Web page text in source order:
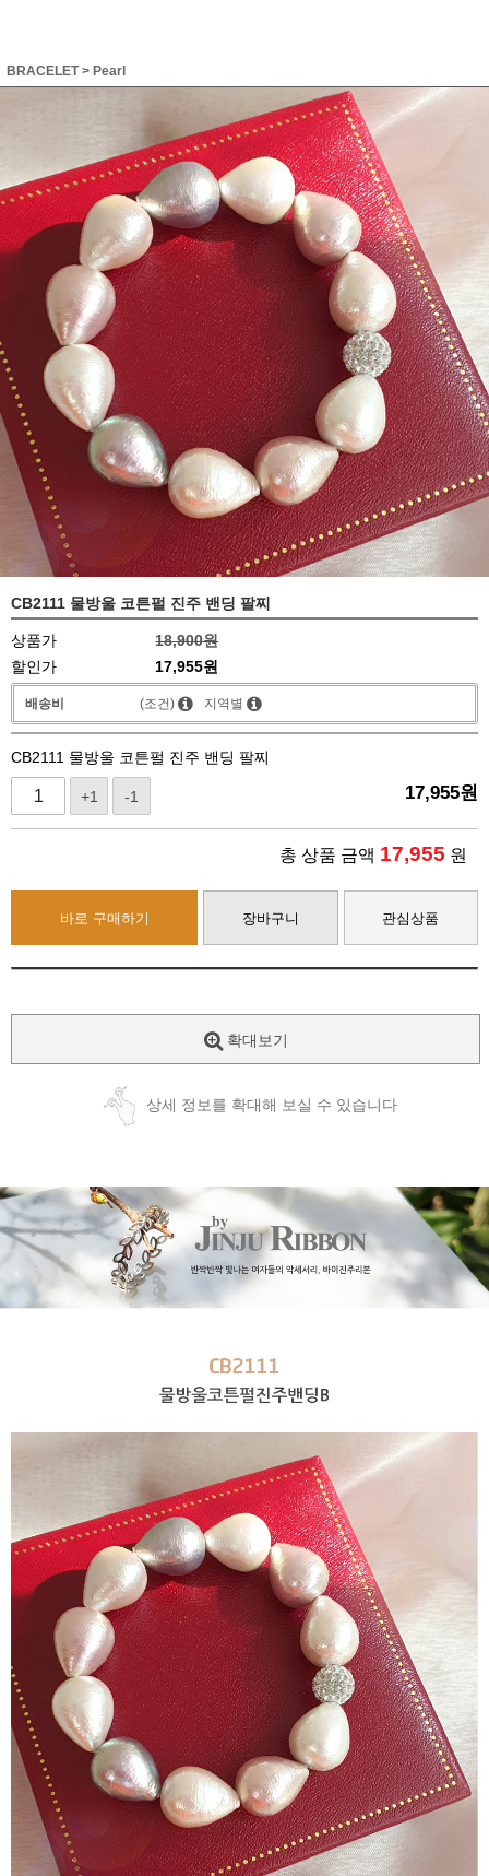
BRACELET> Pearl
CB2111 물방울 코튼펄 진주 밴딩 팔찌
상품가
18,900원
할인가
17,955원
배송비 (조건) 지역별
CB2111 물방울 코튼펄 진주 밴딩 팔찌
+1 -1 17,955원
총 상품 금액 17,955 원
바로 구매하기 장바구니 관심상품
확대보기
상세 정보를 확대해 보실 수 있습니다